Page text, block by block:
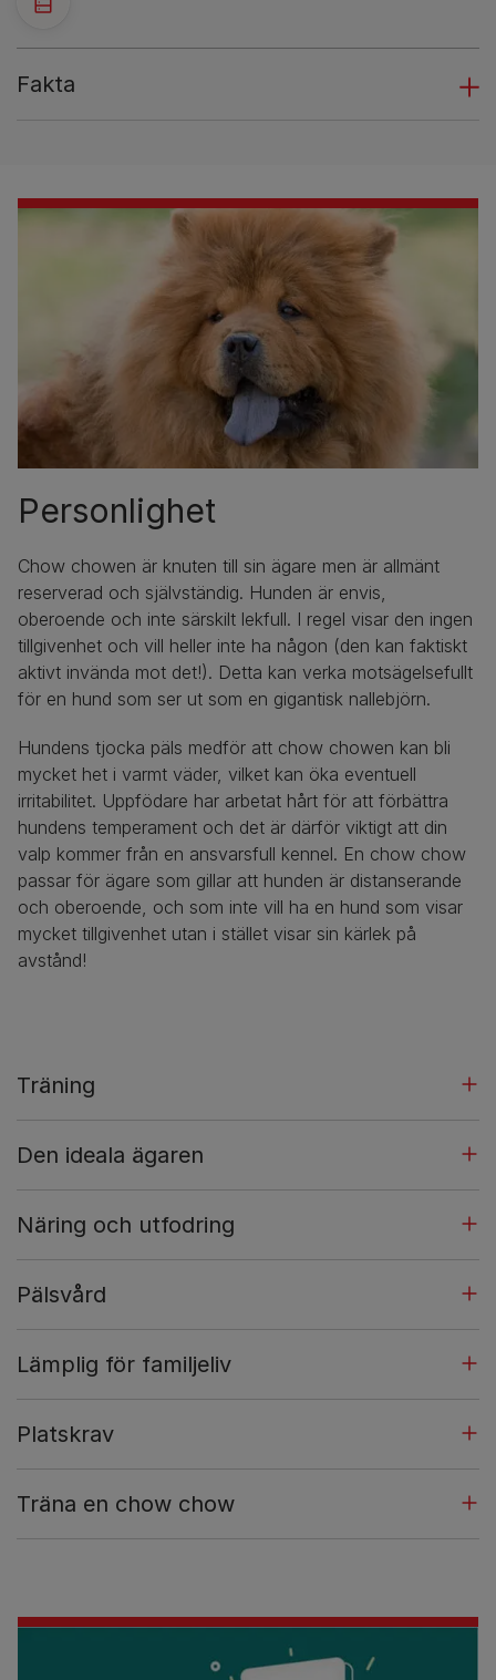
Fakta
Personlighet
Chow chowen är knuten till sin ägare men är allmänt
reserverad och självständig. Hunden är envis,
oberoende och inte särskilt lekfull. I regel visar den ingen
tillgivenhet och vill heller inte ha någon (den kan faktiskt
aktivt invända mot det!). Detta kan verka motsägelsefullt
för en hund som ser ut som en gigantisk nallebjörn.
Hundens tjocka päls medför att chow chowen kan bli
mycket het i varmt väder, vilket kan öka eventuell
irritabilitet. Uppfödare har arbetat hårt för att förbättra
hundens temperament och det är därför viktigt att din
valp kommer från en ansvarsfull kennel. En chow chow
passar för ägare som gillar att hunden är distanserande
och oberoende, och som inte vill ha en hund som visar
mycket tillgivenhet utan i stället visar sin kärlek på
avstånd!
Träning
Den ideala ägaren
Näring och utfodring
Pälsvård
Lämplig för familjeliv
Platskrav
Träna en chow chow